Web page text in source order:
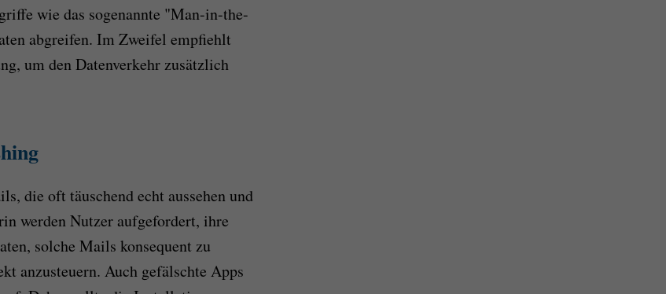
wie das sogenannte "Man-in-the-
abgreifen. Im Zweifel empfiehlt
um den Datenverkehr zusätzlich
die oft täuschend echt aussehen und
werden Nutzer aufgefordert, ihre
solche Mails konsequent zu
anzusteuern. Auch gefälschte Apps